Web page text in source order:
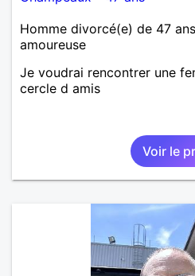
Homme divorcé(e) de 47
amoureuse
Je voudrai rencontrer une
cercle d amis
Voir le